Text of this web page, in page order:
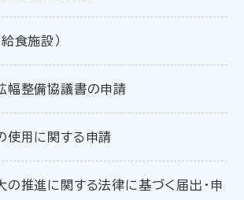
食施設）
幅整備協議書の申請
使用に関する申請
の推進に関する法律に基づく届出・申